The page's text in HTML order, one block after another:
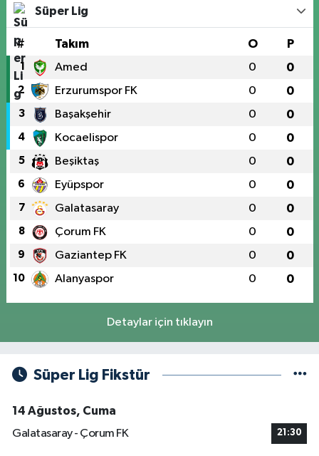
Süper Lig
# Takım O P
1 Amed 0 0
2 Erzurumspor FK 0 0
3 Başakşehir 0 0
4 Kocaelispor 0 0
5 Beşiktaş 0 0
6 Eyüpspor 0 0
7 Galatasaray 0 0
8 Çorum FK 0 0
9 Gaziantep FK 0 0
10 Alanyaspor 0 0
Detaylar için tıklayın
Süper Lig Fikstür
14 Ağustos, Cuma
Galatasaray - Çorum FK
21:30